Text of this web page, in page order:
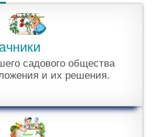
садового общества
и их решения.